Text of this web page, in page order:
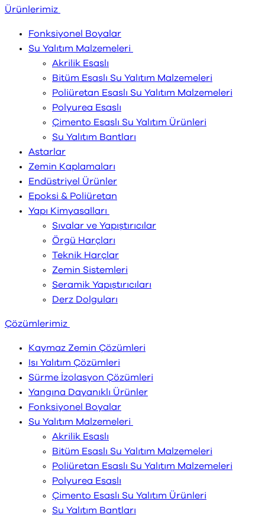
Ürünlerimiz
Fonksiyonel Boyalar
Su Yalıtım Malzemeleri
Akrilik Esaslı
Bitüm Esaslı Su Yalıtım Malzemeleri
Poliüretan Esaslı Su Yalıtım Malzemeleri
Polyurea Esaslı
Çimento Esaslı Su Yalıtım Ürünleri
Su Yalıtım Bantları
Astarlar
Zemin Kaplamaları
Endüstriyel Ürünler
Epoksi & Poliüretan
Yapı Kimyasalları
Sıvalar ve Yapıştırıcılar
Örgü Harçları
Teknik Harçlar
Zemin Sistemleri
Seramik Yapıştırıcıları
Derz Dolguları
Çözümlerimiz
Kaymaz Zemin Çözümleri
Isı Yalıtım Çözümleri
Sürme İzolasyon Çözümleri
Yangına Dayanıklı Ürünler
Fonksiyonel Boyalar
Su Yalıtım Malzemeleri
Akrilik Esaslı
Bitüm Esaslı Su Yalıtım Malzemeleri
Poliüretan Esaslı Su Yalıtım Malzemeleri
Polyurea Esaslı
Çimento Esaslı Su Yalıtım Ürünleri
Su Yalıtım Bantları